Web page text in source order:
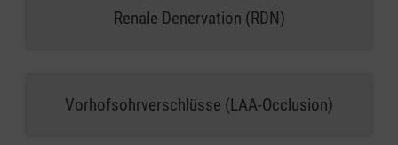
Renale Denervation (RDN)
Vorhofsohrverschlüsse (LAA-Occlusion)